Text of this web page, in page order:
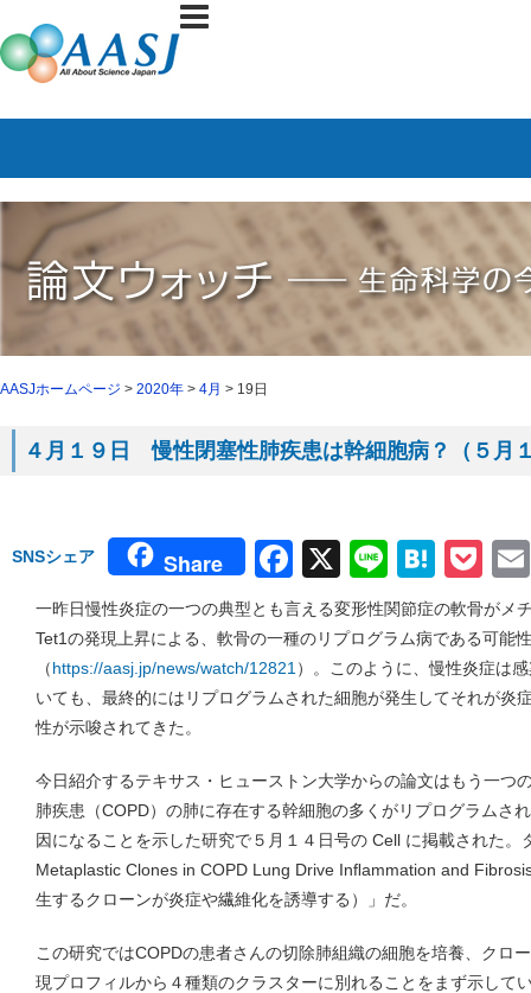
AASJホームページ > 2020年 > 4月 > 19日
４月１９日 慢性閉塞性肺疾患は幹細胞病？（５月
SNSシェア Share Facebook
X Line
一昨日慢性炎症の一つの典型とも言える変形性関節症の軟骨がメ
Tet1の発現上昇による、軟骨の一種のリプログラム病である可能
（https://aasj.jp/news/watch/12821 ）。このように、慢性炎症は
いても、最終的にはリプログラムされた細胞が発生してそれが炎
性が示唆されてきた。
今日紹介するテキサス・ヒューストン大学からの論文はもう一つ
肺疾患（COPD）の肺に存在する幹細胞の多くがリプログラムさ
因になることを示した研究で５月１４日号の Cell に掲載された。
Metaplastic Clones in COPD Lung Drive Inﬂammation and
生するクローンが炎症や繊維化を誘導する）」だ。
この研究ではCOPDの患者さんの切除肺組織の細胞を培養、クロ
現プロフィルから４種類のクラスターに別れることをまず示して